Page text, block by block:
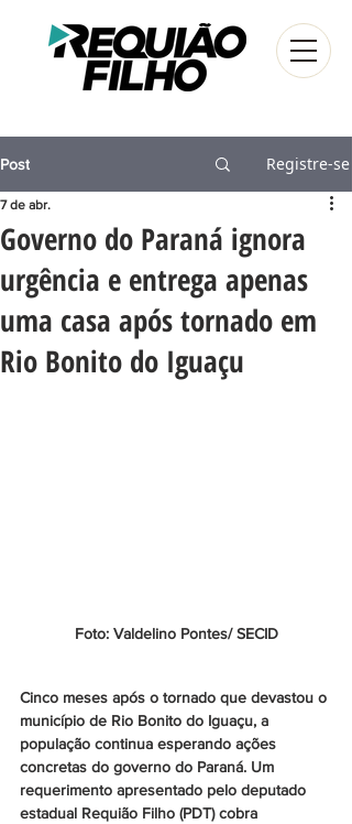
Post Registre-se
Governo do Paraná ignora
urgência e entrega apenas
uma casa após tornado em
Rio Bonito do Iguaçu
7 de abr.
Foto: Valdelino Pontes/ SECID
Cinco meses após o tornado que devastou o
município de Rio Bonito do Iguaçu, a
população continua esperando ações
concretas do governo do Paraná. Um
requerimento apresentado pelo deputado
estadual Requião Filho (PDT) cobra